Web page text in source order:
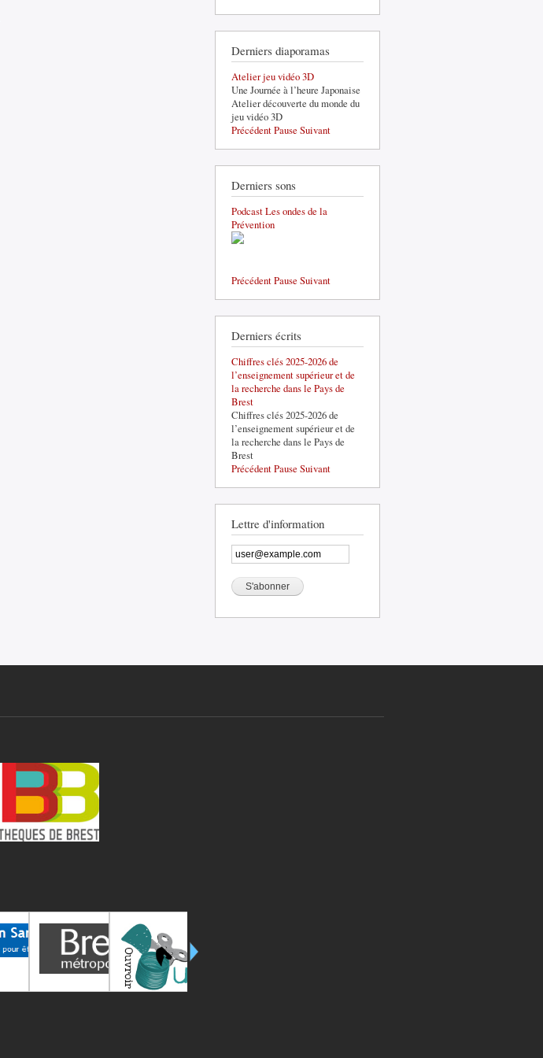
Derniers diaporamas
Atelier jeu vidéo 3D
Une Journée à l’heure Japonaise
Atelier découverte du monde du
jeu vidéo 3D
PrécédentPause Suivant
Derniers sons
Podcast Les ondes de la
Prévention
PrécédentPause Suivant
Derniers écrits
Chiffres clés 2025-2026 de
l’enseignement supérieur et de
la recherche dans le Pays de
Brest
Chiffres clés 2025-2026 de
l’enseignement supérieur et de
la recherche dans le Pays de
Brest
La base de défense de Brest-
Lorient, un acteur structurant du
territoire
La base de défense de Brest-
Lorient, un acteur structurant du
territoire
PrécédentPause Suivant
Lettre d'information